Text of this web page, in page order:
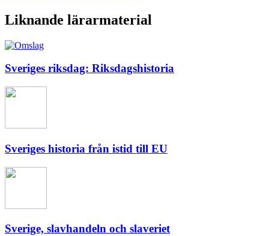
Liknande lärarmaterial
Sveriges riksdag: Riksdagshistoria
Sveriges historia från istid till EU
Sverige, slavhandeln och slaveriet